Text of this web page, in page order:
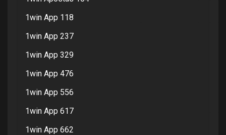
1win App 118
1win App 237
1win App 329
1win App 476
1win App 556
1win App 617
1win App 662